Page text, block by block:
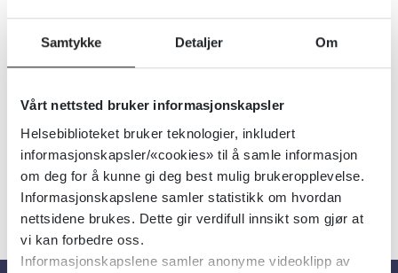
Samtykke Detaljer Om
Vårt nettsted bruker informasjonskapsler
Helsebiblioteket bruker teknologier, inkludert
informasjonskapsler/«cookies» til å samle informasjon
om deg for å kunne gi deg best mulig brukeropplevelse.
Informasjonskapslene samler statistikk om hvordan
nettsidene brukes. Dette gir verdifull innsikt som gjør at
vi kan forbedre oss.
Informasjonskapslene samler anonyme videoklipp av
Tema:Laboratoriemedisin
Dokumenttype: Veiledere
Språk:Norsk